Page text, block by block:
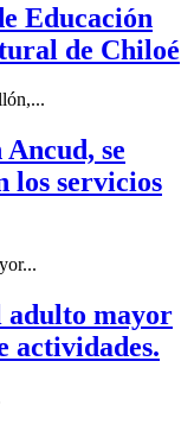
Educación
de Chiloé
se
los servicios
adulto mayor
actividades.